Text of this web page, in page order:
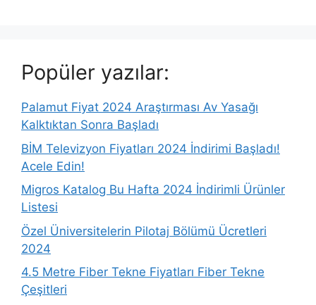
Popüler yazılar:
Palamut Fiyat 2024 Araştırması Av Yasağı
Kalktıktan Sonra Başladı
BİM Televizyon Fiyatları 2024 İndirimi Başladı!
Acele Edin!
Migros Katalog Bu Hafta 2024 İndirimli Ürünler
Listesi
Özel Üniversitelerin Pilotaj Bölümü Ücretleri
2024
4.5 Metre Fiber Tekne Fiyatları Fiber Tekne
Çeşitleri